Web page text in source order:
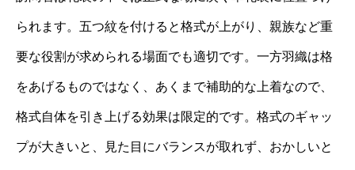
られます。五つ紋を付けると格式が上がり、親族など重
要な役割が求められる場面でも適切です。一方羽織は格
をあげるものではなく、あくまで補助的な上着なので、
格式自体を引き上げる効果は限定的です。格式のギャッ
プが大きいと、見た目にバランスが取れず、おかしいと